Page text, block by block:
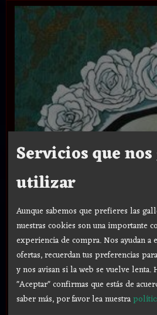
Servicios que
utilizar
Aunque sabemos que prefieres las
nuestras cookies son una importante
experiencia de compra. Nos ayudan a
ofertas, recuerdan tus preferencias
y nos avisan si la web se vuelve lenta.
"Aceptar" confirmas que estás de
saber más, por favor lea nuestra